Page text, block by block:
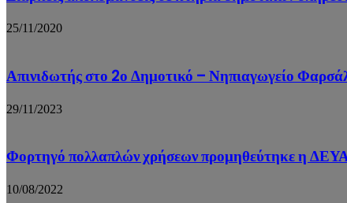
25/11/2020
Απινιδωτής στο 2ο Δημοτικό – Νηπιαγωγείο
29/11/2023
Φορτηγό πολλαπλών χρήσεων προμηθεύτηκε η
10/08/2022